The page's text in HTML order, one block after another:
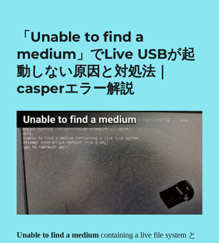
「Unable to find a
medium」でLive USBが起
動しない原因と対処法｜
casperエラー解説
Unable to find a medium containing a live file system と